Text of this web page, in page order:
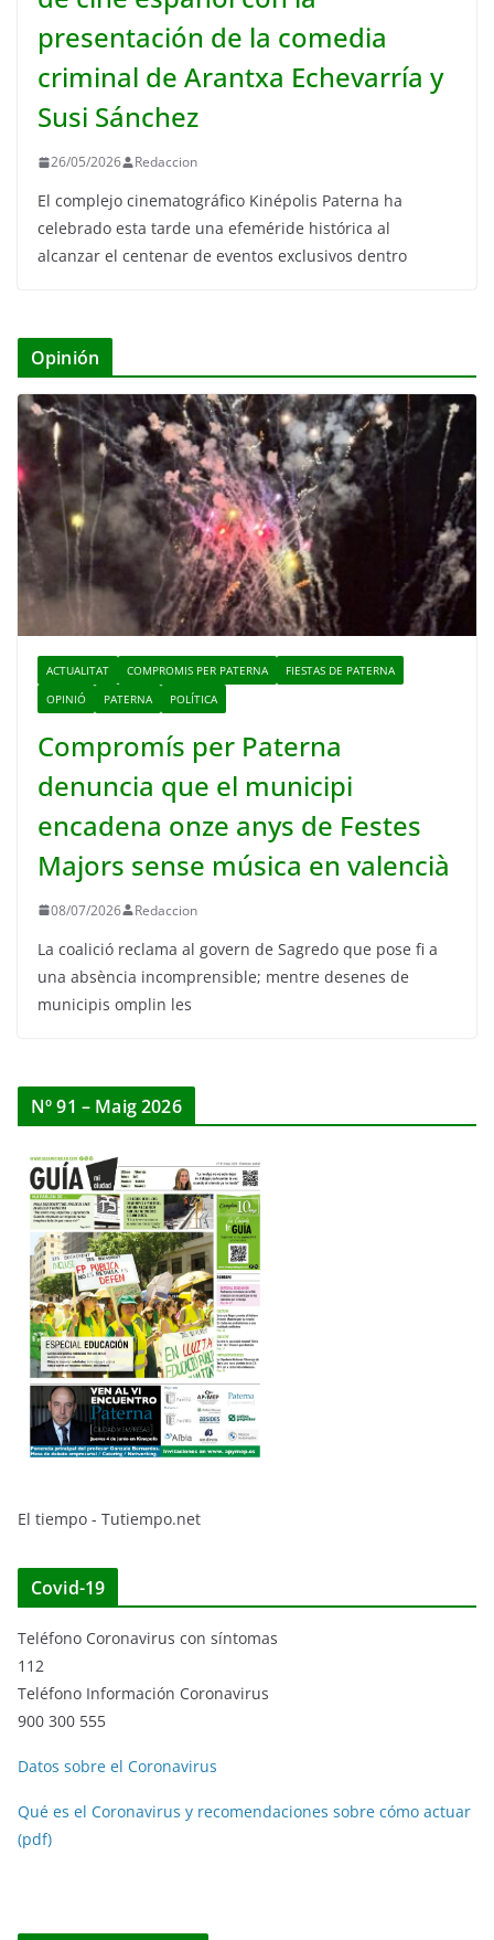
presentación de la comedia
criminal de Arantxa Echevarría y
Susi Sánchez
26/05/2026 Redaccion
El complejo cinematográfico Kinépolis Paterna ha
celebrado esta tarde una efeméride histórica al
alcanzar el centenar de eventos exclusivos dentro
Opinión
ACTUALITAT COMPROMIS PER PATERNA
FIESTAS DE PATERNA
OPINIÓ
PATERNA POLÍTICA
Compromís per Paterna
denuncia que el municipi
encadena onze anys de Festes
Majors sense música en valencià
08/07/2026 Redaccion
La coalició reclama al govern de Sagredo que pose fi a
una absència incomprensible; mentre desenes de
municipis omplin les
Nº 91 – Maig 2026
El tiempo - Tutiempo.net
Covid-19
Teléfono Coronavirus con síntomas
112
Teléfono Información Coronavirus
900 300 555
Datos sobre el Coronavirus
Qué es el Coronavirus y recomendaciones sobre cómo actuar
(pdf)